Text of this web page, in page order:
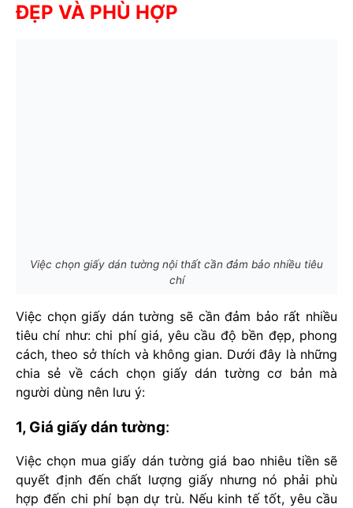
ĐẸP VÀ PHÙ HỢP
Việc chọn giấy dán tường nội thất cần đảm bảo nhiều tiêu
chí
Việc chọn giấy dán tường sẽ cần đảm bảo rất nhiều
tiêu chí như: chi phí giá, yêu cầu độ bền đẹp, phong
cách, theo sở thích và không gian. Dưới đây là những
chia sẻ về cách chọn giấy dán tường cơ bản mà
người dùng nên lưu ý:
1, Giá giấy dán tường:
Việc chọn mua giấy dán tường giá bao nhiêu tiền sẽ
quyết định đến chất lượng giấy nhưng nó phải phù
hợp đến chi phí bạn dự trù. Nếu kinh tế tốt, yêu cầu